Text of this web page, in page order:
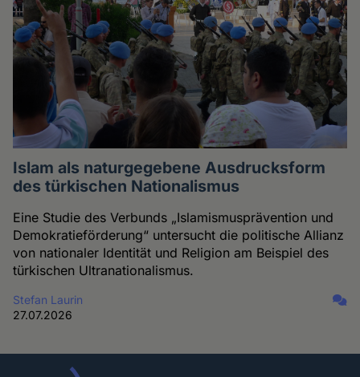
Islam als naturgegebene Ausdrucksform
des türkischen Nationalismus
Eine Studie des Verbunds „Islamismusprävention und
Demokratieförderung“ untersucht die politische Allianz
von nationaler Identität und Religion am Beispiel des
türkischen Ultranationalismus.
Stefan Laurin
27.07.2026